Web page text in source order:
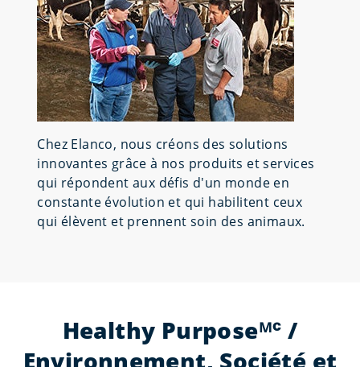
Chez Elanco, nous créons des solutions
innovantes grâce à nos produits et services
qui répondent aux défis d'un monde en
constante évolution et qui habilitent ceux
qui élèvent et prennent soin des animaux.
Healthy Purposeᴹᶜ /
Environnement, Société et